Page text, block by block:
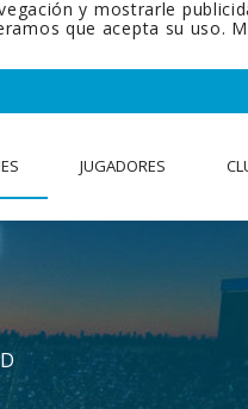
y mostrarle
que acepta su uso.
JUGADORES